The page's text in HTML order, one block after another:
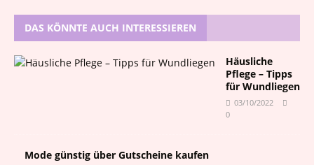
DAS KÖNNTE AUCH INTERESSIEREN
Häusliche
Pflege – Tipps
für Wundliegen
03/10/2022
0
Mode günstig über Gutscheine kaufen